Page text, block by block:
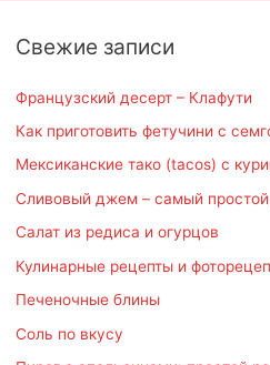
:Свежие записи
Французский десерт – Клафути
Как приготовить фетучини с
Мексиканские тако (tacos) с
Сливовый джем – самый простой
Салат из редиса и огурцов
Кулинарные рецепты и
Печеночные блины
Соль по вкусу